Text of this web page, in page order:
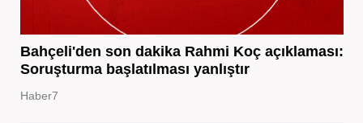
Bahçeli'den son dakika Rahmi Koç açıklaması:
Soruşturma başlatılması yanlıştır
Haber7